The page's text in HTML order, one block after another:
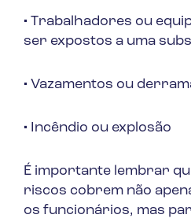
· Trabalhadores ou
ser expostos a uma
· Vazamentos ou
· Incêndio ou explosão
É importante lembrar
riscos cobrem não
os funcionários, mas